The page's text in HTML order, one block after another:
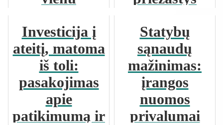
Investicija į
ateitį, matoma
iš toli:
pasakojimas
apie
patikimumą ir
Statybų
sąnaudų
mažinimas:
įrangos
nuomos
privalumai